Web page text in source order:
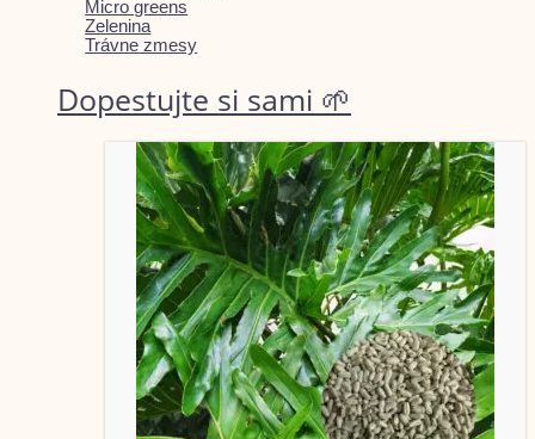
Micro greens
Zelenina
Trávne zmesy
Dopestujte si sami 🌱